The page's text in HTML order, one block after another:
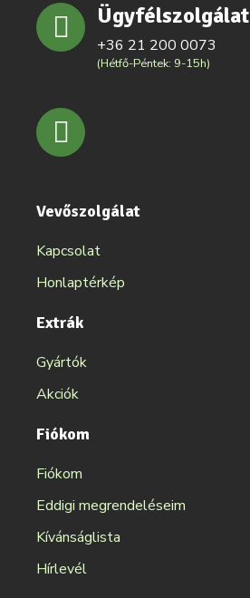
Ügyfélszolgálat
+36 21 200 0073
(Hétfő-Péntek: 9-15h)
Vevőszolgálat
Kapcsolat
Honlaptérkép
Extrák
Gyártók
Akciók
Fiókom
Fiókom
Eddigi megrendeléseim
Kívánságlista
Hírlevél